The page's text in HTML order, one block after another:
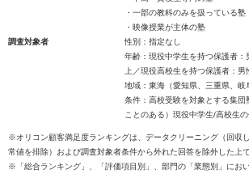
・一部の教科のみを扱っている塾
・映像授業が主体の塾
調査対象者
性別：指定なし
年齢：現役中学生を持つ保護者
上／現役高校生を持つ保護者：
地域：東海（愛知県、三重県、岐
条件：高校受験を対象とする集
ことのある）現役中学生/高校生
※オリコン顧客満足度ランキングは、データクリーニング（回収
常値を排除）および調査対象者条件から外れた回答を除外した上
※「総合ランキング」、「評価項目別」、部門の「業態別」にお